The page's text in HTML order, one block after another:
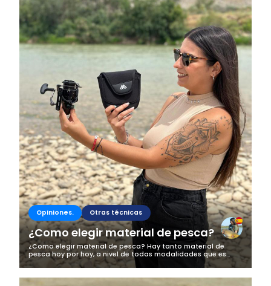
Opiniones. Otras técnicas
¿Como elegir material de pesca?
¿Como elegir material de pesca? Hay tanto material de
pesca hoy por hoy, a nivel de todas modalidades que es
dificil escoger que es lo que queremos. Hay de todos precios,
y calidades. E incluso...